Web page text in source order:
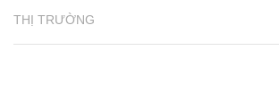
THỊ TRƯỜNG